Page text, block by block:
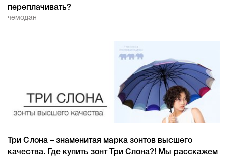
переплачивать?
чемодан
Три Слона – знаменитая марка зонтов высшего
качества. Где купить зонт Три Слона?! Мы расскажем